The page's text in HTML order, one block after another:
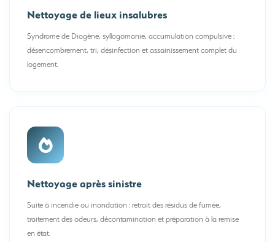
Nettoyage de lieux insalubres
Syndrome de Diogène, syllogomanie, accumulation compulsive :
désencombrement, tri, désinfection et assainissement complet du
logement.
Nettoyage après sinistre
Suite à incendie ou inondation : retrait des résidus de fumée,
traitement des odeurs, décontamination et préparation à la remise
en état.